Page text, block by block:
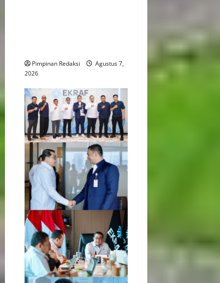
Pimpinan Redaksi
Agustus 7,
2026